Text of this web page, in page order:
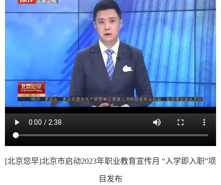
[北京您早]北京市启动2023年职业教育宣传月 “入学即入职”项
目发布